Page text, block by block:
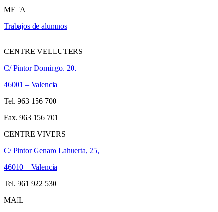
META
Trabajos de alumnos
CENTRE VELLUTERS
C/ Pintor Domingo, 20,
46001 – Valencia
Tel. 963 156 700
Fax. 963 156 701
CENTRE VIVERS
C/ Pintor Genaro Lahuerta, 25,
46010 – Valencia
Tel. 961 922 530
MAIL